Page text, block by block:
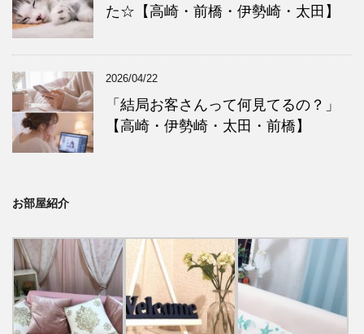
た☆【高崎・前橋・伊勢崎・太田】
2026/04/22
「結局お客さんって何見てるの？」
【高崎・伊勢崎・太田・前橋】
お部屋紹介